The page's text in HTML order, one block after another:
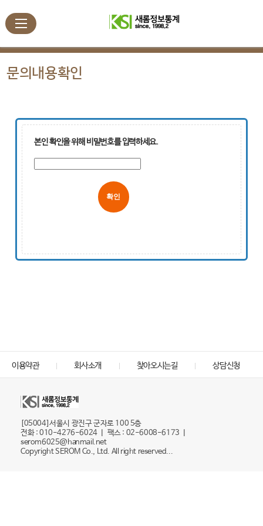
문의내용확인
본인 확인을 위해 비밀번호를 입력하세요.
이용약관 회사소개 찾아오시는길 상담신청
[05004]서울시 광진구 군자로 100 5층
전화 : 010-4276-6024 ㅣ 팩스 : 02-6008-6173 ㅣ
serom6025@hanmail.net
Copyright SEROM Co., Ltd. All right reserved...